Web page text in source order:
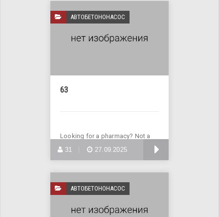
АВТОБЕТОНОНАСОС
63
Looking for a pharmacy? Not a
problem! Visit the website
31 27.09.2025
АВТОБЕТОНОНАСОС